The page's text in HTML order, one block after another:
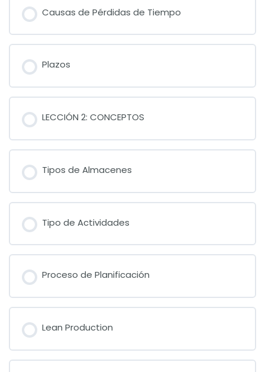
Causas de Pérdidas de Tiempo
Plazos
LECCIÓN 2: CONCEPTOS
Tipos de Almacenes
Tipo de Actividades
Proceso de Planificación
Lean Production